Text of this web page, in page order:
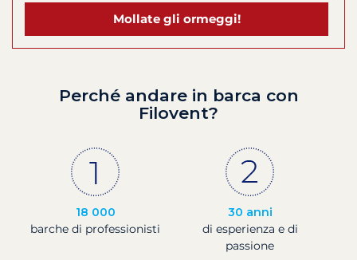
Mollate gli ormeggi!
Perché andare in barca con
Filovent?
18 000
barche di professionisti
30 anni
di esperienza e di
passione